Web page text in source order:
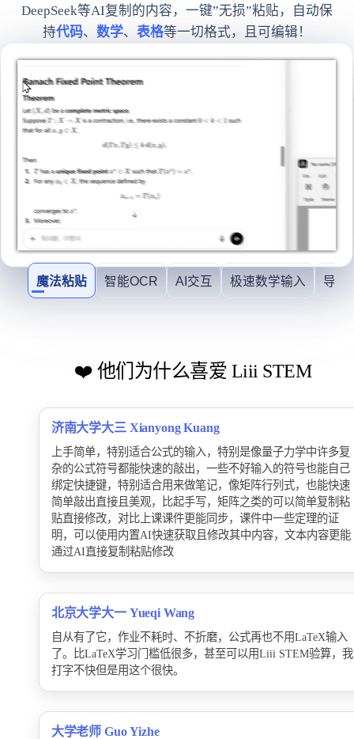
DeepSeek等AI复制的内容，一键”无损”粘贴，自动保
持代码、 数学、 表格等一切格式，且可编辑！
魔法粘贴 智能OCR AI交互 极速数学输入 导入
❤️ 他们为什么喜爱 Liii STEM
济南大学大三 Xianyong Kuang
上手简单，特别适合公式的输入，特别是像量子力学中许多复
杂的公式符号都能快速的敲出，一些不好输入的符号也能自己
绑定快捷键，特别适合用来做笔记，像矩阵行列式，也能快速
简单敲出直接且美观，比起手写，矩阵之类的可以简单复制粘
贴直接修改，对比上课课件更能同步，课件中一些定理的证
明，可以使用内置AI快速获取且修改其中内容，文本内容更能
通过AI直接复制粘贴修改
北京大学大一 Yueqi Wang
自从有了它，作业不耗时、不折磨，公式再也不用LaTeX输入
了。比LaTeX学习门槛低很多，甚至可以用Liii STEM验算，我
打字不快但是用这个很快。
大学老师 Guo Yizhe